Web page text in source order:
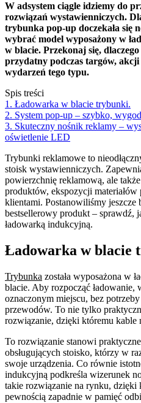
W adsystem ciągle idziemy do
rozwiązań wystawienniczych.
trybunka pop-up doczekała się
wybrać model wyposażony w
w blacie. Przekonaj się,
przydatny podczas targów,
wydarzeń tego typu.
Spis treści
1. Ładowarka w blacie trybunki.
2. System pop-up – szybko,
3. Skuteczny nośnik reklamy –
oświetlenie LED
Trybunki reklamowe to
stoisk wystawienniczych.
powierzchnię reklamową, ale
produktów, ekspozycji
klientami. Postanowiliśmy jeszcze
bestsellerowy produkt – sprawdź,
ładowarką indukcyjną.
Ładowarka w blacie
Trybunka została wyposażona w
blacie. Aby rozpocząć ładowanie,
oznaczonym miejscu, bez
przewodów. To nie tylko
rozwiązanie, dzięki któremu kable
To rozwiązanie stanowi
obsługujących stoisko, którzy w
swoje urządzenia. Co równie
indukcyjną podkreśla wizerunek
takie rozwiązanie na rynku, dzięki
pewnością zapadnie w pamięć